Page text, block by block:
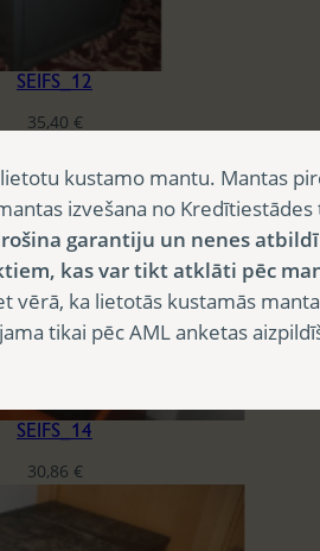
SEIFS_12
35,40 €
SEIFS_14
30,86 €
kustamo mantu. Mantas
izvešana no
garantiju un nenes
kas var tikt atklāti pēc
vērā, ka lietotās kustamās
tikai pēc AML anketas